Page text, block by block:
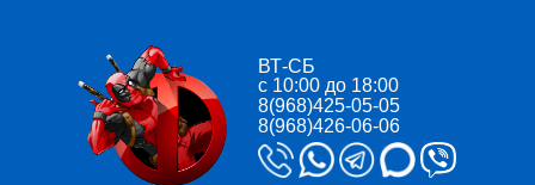
ВТ-СБ
с 10:00 до 18:00
8(968)425-05-05
8(968)426-06-06